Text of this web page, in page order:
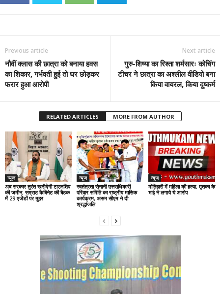
Previous article
नौवीं क्लास की छात्रा को बनाया हवस
का शिकार, गर्भवती हुई तो घर छोड़कर
फरार हुआ आरोपी
Next article
गुरु-शिष्या का रिश्ता शर्मसारः कोचिंग
टीचर ने छात्रा का अश्लील वीडियो बना
किया वायरल, किया दुष्कर्म
RELATED ARTICLES MORE FROM AUTHOR
न्यूज
अब सरकार तुरंत खरीदेगी टाउनशिप
की जमीन, सम्राट कैबिनेट की बैठक
में 29 एजेंडों पर मुहर
न्यूज
स्वतंत्रता सेनानी उत्तराधिकारी
परिवार समिति का राष्ट्रीय मासिक
कार्यक्रम, असम सीएम ने दी
श्रद्धांजलि
न्यूज
मोतिहारी में महिला की हत्या, मृतका के
भाई ने लगाये ये आरोप